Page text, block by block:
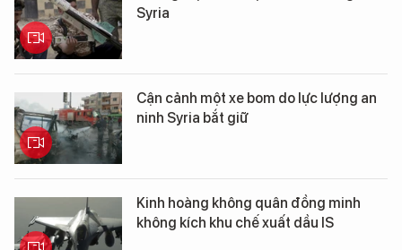
Syria
Cận cảnh một xe bom do lực lượng an
ninh Syria bắt giữ
Kinh hoàng không quân đồng minh
không kích khu chế xuất dầu IS